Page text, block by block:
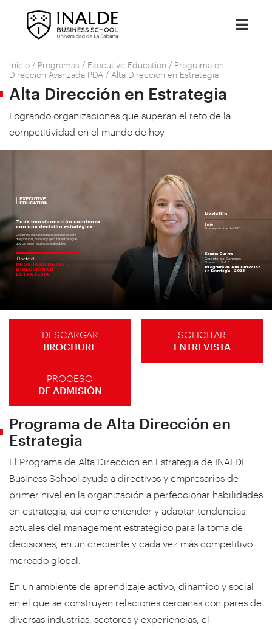
Inicio / Programas / Executive Education / Programa en
Dirección Avanzada PDA / Alta Dirección en Estrategia
Alta Dirección en Estrategia
Logrando organizaciones que superan el reto de la
competitividad en el mundo de hoy
Toda transformación comienza
con una decisión estratégica
PROGRAMA DE ALTA
DIRECCIÓN EN
ESTRATEGIA
Desarrolla las capacidades necesarias para
diagnosticar, planear y ejecutar estrategias
que generen resultados sostenibles.
Medellín
Sandra Guerra
Gerente de Compras
Sodexo S.A.S
Programa de Alta Dirección
en Estrategia – 2025
Únete al
Inicio:
9 de septiembre de 2026
DESCARGAR
BROCHURE
SOLICITAR
ENTREVISTA
PROCESO
DE ADMISIÓN
Programa de Alta Dirección en
Estrategia
El Programa de Alta Dirección en Estrategia de INALDE
Business School ayuda a directivos y empresarios de
primer nivel en la organización a perfeccionar habilidades
en estrategia, así como entender y adaptar tendencias
actuales del management estratégico para la toma de
decisiones, en un creciente y cada vez más competitivo
mercado global.
En un ambiente de aprendizaje activo, dinámico y social
en el que se construyen relaciones cercanas con pares de
diversas industrias, sectores y experiencias, el